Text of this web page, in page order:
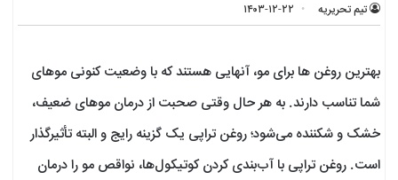
تیم تحریریه ۱۴۰۳-۱۲-۲۲
بهترین روغن ها برای مو، آنهایی هستند که با وضعیت کنونی موهای
شما تناسب دارند. به هر حال وقتی صحبت از درمان موهای ضعیف،
خشک و شکننده می‌شود؛ روغن‌ تراپی یک گزینه رایج و البته تأثیرگذار
است. روغن‌ تراپی با آب‌بندی کردن کوتیکول‌ها، نواقص مو را درمان